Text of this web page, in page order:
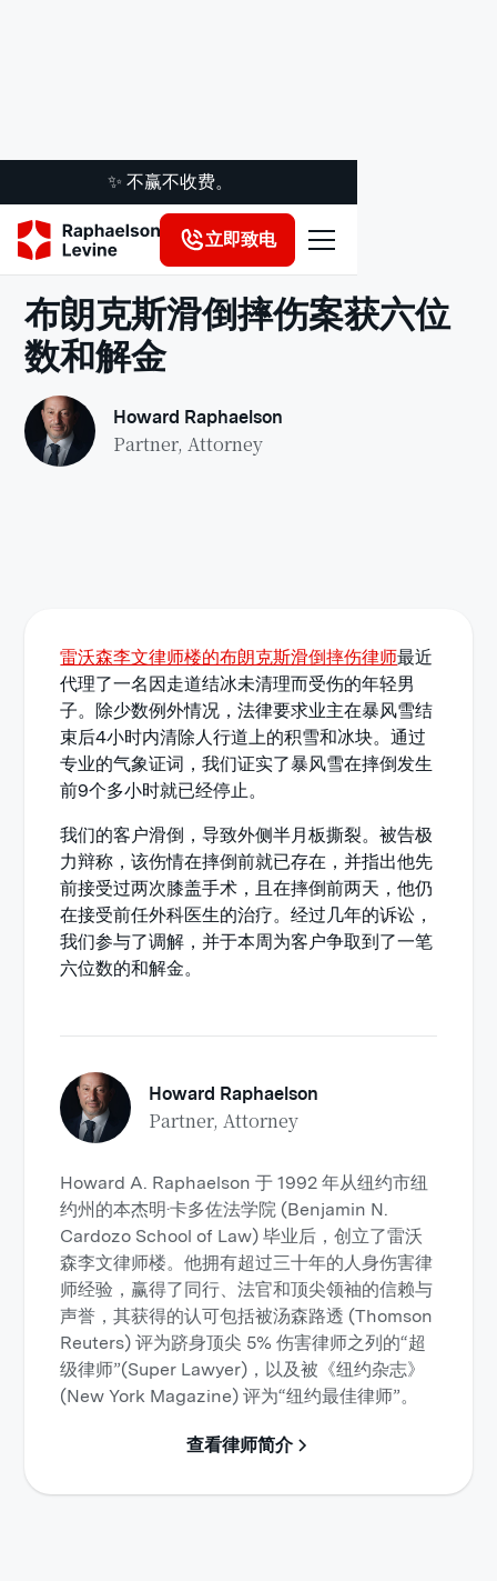
✨ 不赢不收费。
立即致电
法律洞察
布朗克斯滑倒摔伤案获六位
数和解金
Howard Raphaelson
Partner, Attorney
雷沃森李文律师楼的布朗克斯滑倒摔伤律师最近
代理了一名因走道结冰未清理而受伤的年轻男
子。除少数例外情况，法律要求业主在暴风雪结
束后4小时内清除人行道上的积雪和冰块。通过
专业的气象证词，我们证实了暴风雪在摔倒发生
前9个多小时就已经停止。
我们的客户滑倒，导致外侧半月板撕裂。被告极
力辩称，该伤情在摔倒前就已存在，并指出他先
前接受过两次膝盖手术，且在摔倒前两天，他仍
在接受前任外科医生的治疗。经过几年的诉讼，
我们参与了调解，并于本周为客户争取到了一笔
六位数的和解金。
Howard Raphaelson
Partner, Attorney
Howard A. Raphaelson 于 1992 年从纽约市纽
约州的本杰明·卡多佐法学院 (Benjamin N.
Cardozo School of Law) 毕业后，创立了雷沃
森李文律师楼。他拥有超过三十年的人身伤害律
师经验，赢得了同行、法官和顶尖领袖的信赖与
声誉，其获得的认可包括被汤森路透 (Thomson
Reuters) 评为跻身顶尖 5% 伤害律师之列的“超
级律师”(Super Lawyer)，以及被《纽约杂志》
(New York Magazine) 评为“纽约最佳律师”。
查看律师简介